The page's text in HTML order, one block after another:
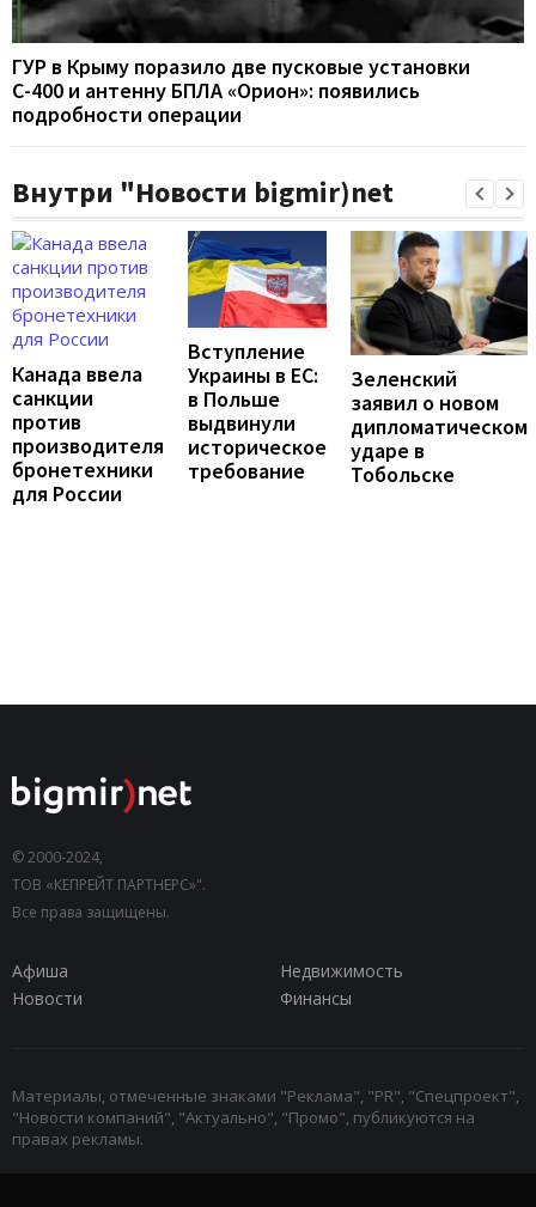
ГУР в Крыму поразило две пусковые установки
С-400 и антенну БПЛА «Орион»: появились
подробности операции
Внутри "Новости bigmir)net
Канада ввела
санкции
против
производителя
бронетехники
для России
Вступление
Украины в ЕС:
в Польше
выдвинули
историческое
требование
Зеленский
заявил о новом
дипломатическом
ударе в
Тобольске
© 2000-2024,
ТОВ «КЕПРЕЙТ ПАРТНЕРС»".
Все права защищены.
Афиша
Недвижимость
Новости
Финансы
Материалы, отмеченные знаками "Реклама", "PR", "Спецпроект",
"Новости компаний", "Актуально", "Промо", публикуются на
правах рекламы.